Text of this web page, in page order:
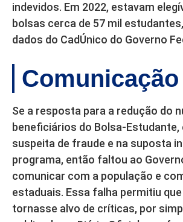
indevidos. Em 2022, estavam
bolsas cerca de 57 mil
dados do CadÚnico do Governo
Se a resposta para a redução do
beneficiários do Bolsa-Estudante,
suspeita de fraude e na suposta
programa, então faltou ao
comunicar com a população e
estaduais. Essa falha permitiu
tornasse alvo de críticas, por